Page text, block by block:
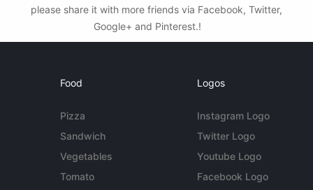
please share it with more friends via Facebook, Twitter,
Google+ and Pinterest.!
Food
Pizza
Sandwich
Vegetables
Tomato
Logos
Instagram Logo
Twitter Logo
Youtube Logo
Facebook Logo